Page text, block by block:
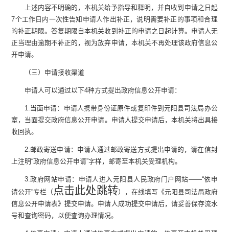
上述内容不明确的，本机关给予指导和释明，并自收到申请之日起
7个工作日内一次性告知申请人作出补正，说明需要补正的事项和合理
的补正期限。答复期限自本机关收到补正的申请之日起计算。申请人无
正当理由逾期不补正的，视为放弃申请，本机关不再处理该政府信息公
开申请。
（三）申请接收渠道
申请人可以通过以下4种方式提出政府信息公开申请：
1.当面申请：申请人携带身份证原件或复印件到 元阳县司法局办公
室 ，当面提交政府信息公开申请。申请人提交申请后，本机关将出具接
收回执。
2.邮政寄送申请：申请人通过邮政寄送方式提出申请的，请在信封
上注明“政府信息公开申请”字样，邮寄至本机关受理机构。
3.政府网站申请：申请人进入元阳县人民政府门户网站——“依申
请公开”专栏 （ 点击此处跳转） ，在线填写《元阳县司法局政府
信息公开申请表》提交申请。申请人成功提交申请后，请妥善保存流水
号和查询密码，以便查询办理情况。